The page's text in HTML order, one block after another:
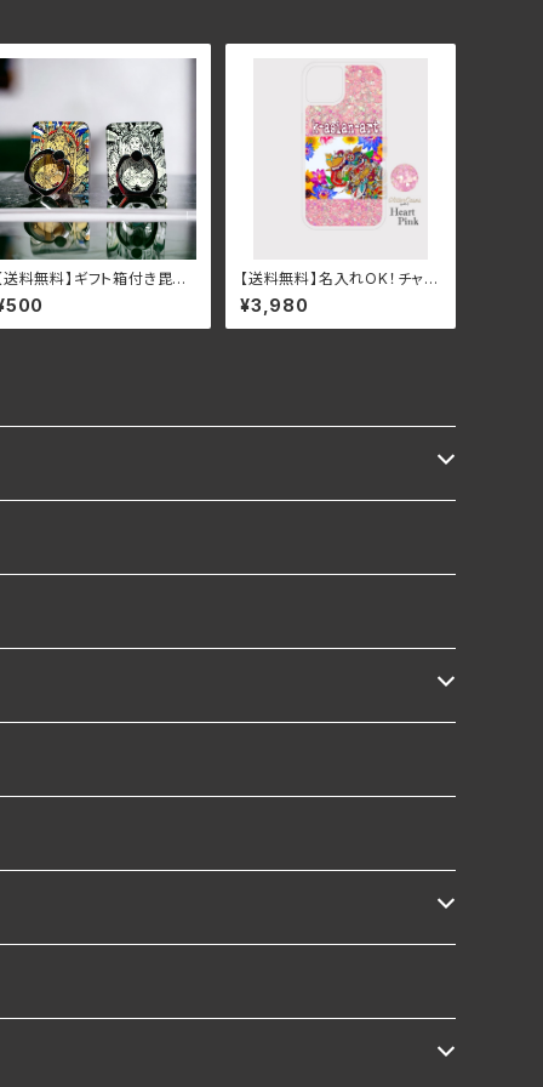
送料無料】ギフト箱付き毘沙
天キラキラスマホリング
運・幸運・縁起・七福神
【送料無料】名入れOK！チャリ
ティアジアンボタニカル＆ガネ
ーシャグリッタースマホケース
（（ハートピンク）iPhone16
¥3,980